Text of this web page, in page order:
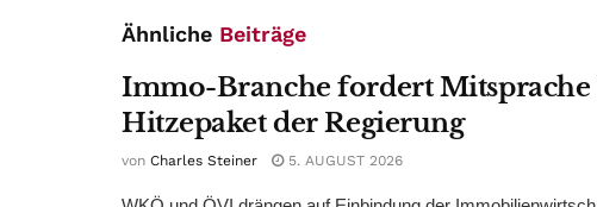
Ähnliche Beiträge
Immo-Branche fordert Mitsprache
Hitzepaket der Regierung
von Charles Steiner 5. AUGUST 2026